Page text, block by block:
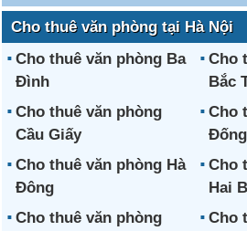
Cho thuê văn phòng tại Hà Nội
Cho thuê văn phòng Ba
Đình
Cho
Bắc
Cho thuê văn phòng
Cầu Giấy
Cho
Cho thuê văn phòng Hà
Đông
Cho
Hai
Cho thuê văn phòng
Cho